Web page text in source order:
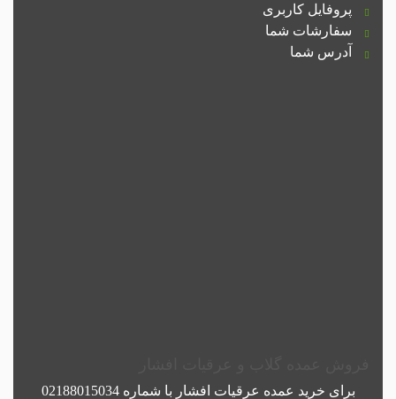
پروفایل کاربری
سفارشات شما
آدرس شما
برای خرید عمده عرقیات افشار با شماره02188015034